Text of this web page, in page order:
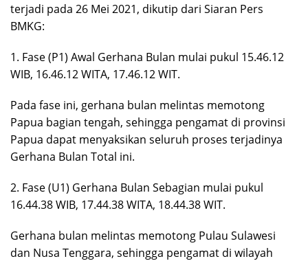
terjadi pada 26 Mei 2021, dikutip dari Siaran Pers
BMKG:
1. Fase (P1) Awal Gerhana Bulan mulai pukul 15.46.12
WIB, 16.46.12 WITA, 17.46.12 WIT.
Pada fase ini, gerhana bulan melintas memotong
Papua bagian tengah, sehingga pengamat di provinsi
Papua dapat menyaksikan seluruh proses terjadinya
Gerhana Bulan Total ini.
2. Fase (U1) Gerhana Bulan Sebagian mulai pukul
16.44.38 WIB, 17.44.38 WITA, 18.44.38 WIT.
Gerhana bulan melintas memotong Pulau Sulawesi
dan Nusa Tenggara, sehingga pengamat di wilayah